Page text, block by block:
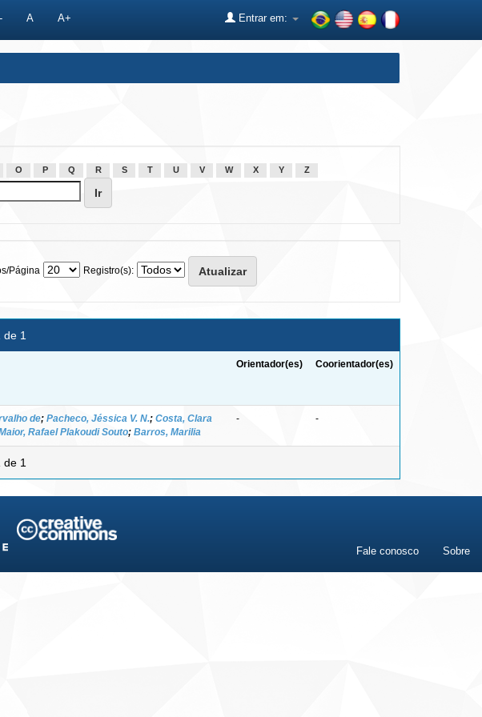
A A+ Entrar em:
O P Q R S T U V W X Y Z
Página Registro(s):
1
Orientador(es) Coorientador(es)
de; Pacheco, Jéssica V. N.; Costa, Clara
Rafael Plakoudi Souto; Barros, Marilia
- -
1
Fale conosco Sobre